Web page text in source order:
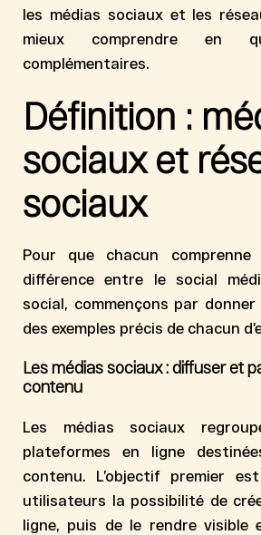
les médias sociaux et les
mieux comprendre en
complémentaires.
Définition :
sociaux et
sociaux
Pour que chacun
différence entre le social
social, commençons par
des exemples précis de chacun
Les médias sociaux : diffuser et
contenu
Les médias sociaux
plateformes en ligne
contenu. L’objectif premier
utilisateurs la possibilité de
ligne, puis de le rendre visible